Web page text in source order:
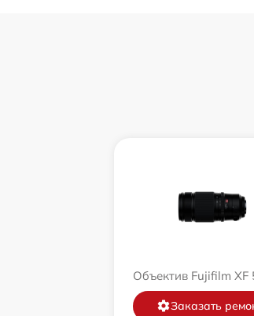
Объектив Fujifilm XF
Заказать